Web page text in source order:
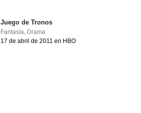
Juego de Tronos
Fantasía Drama
17 de abril de 2011 en HBO